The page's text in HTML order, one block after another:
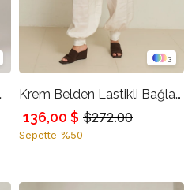
Rahat Kalıp Pantolon
3
Krem Belden Lastikli Bağlama Ve Paça Detaylı Rahat Kalıp Pantolon
$272.00
136,00 $
Sepette %50